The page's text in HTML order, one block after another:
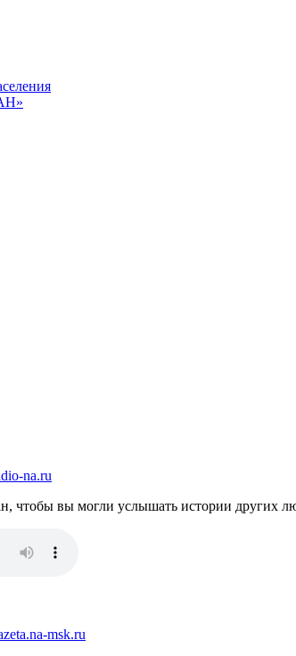
na.ru
чтобы вы могли услышать истории других
msk.ru